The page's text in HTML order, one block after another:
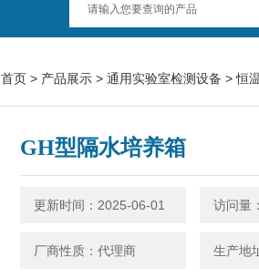
首页 > 产品展示 > 通用实验室检测设备 >恒
GH型隔水培养箱
更新时间：2025-06-01 访问量
厂商性质：代理商 生产地